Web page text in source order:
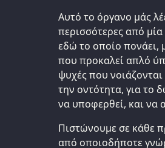
Αυτό το όργανο μάς
περισσότερες από
εδώ το οποίο πονάει,
που προκαλεί απλό
ψυχές που
την οντότητα, για το
να υποφερθεί, και να
Πιστώνουμε σε κάθε
από οποιοδήποτε